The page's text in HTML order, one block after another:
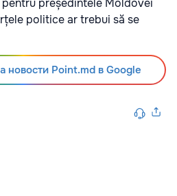
președintele Moldovei
politice ar trebui să se
новости Point.md в Google